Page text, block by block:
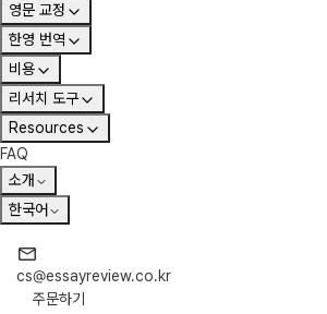
영문 교정
한영 번역
비용
리서치 도구
Resources
FAQ
소개
한국어
cs@essayreview.co.kr
주문하기